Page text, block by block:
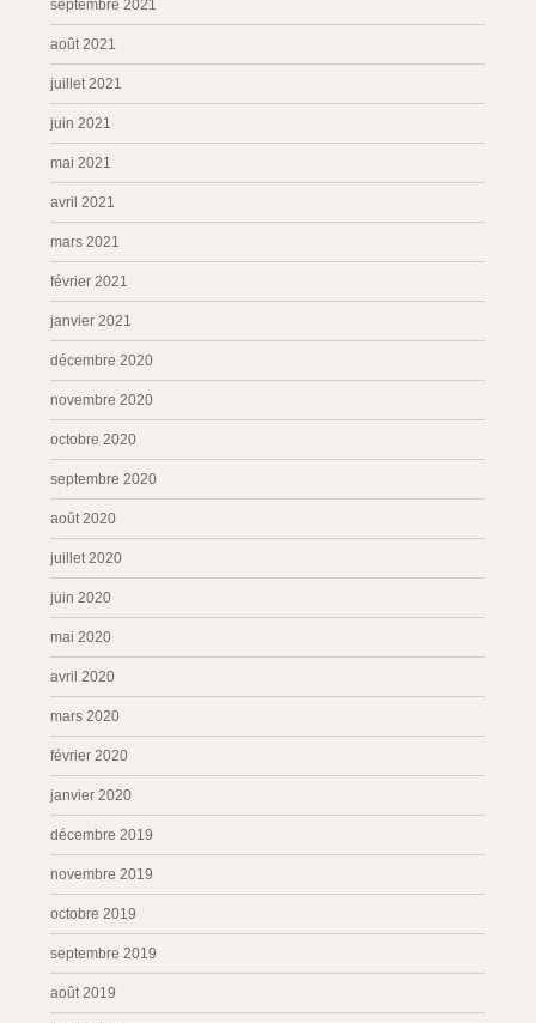
septembre 2021
août 2021
juillet 2021
juin 2021
mai 2021
avril 2021
mars 2021
février 2021
janvier 2021
décembre 2020
novembre 2020
octobre 2020
septembre 2020
août 2020
juillet 2020
juin 2020
mai 2020
avril 2020
mars 2020
février 2020
janvier 2020
décembre 2019
novembre 2019
octobre 2019
septembre 2019
août 2019